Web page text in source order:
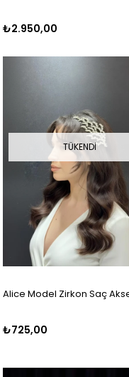
₺2.950,00
TÜKENDI
Alice Model Zirkon Saç
₺725,00